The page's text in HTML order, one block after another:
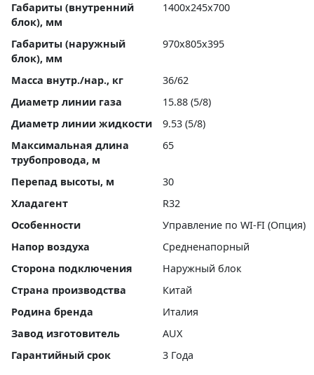
Габариты (внутренний
блок), мм
1400x245x700
Габариты (наружный
блок), мм
970x805x395
Масса внутр./нар., кг
36/62
Диаметр линии газа
15.88 (5/8)
Диаметр линии жидкости
9.53 (5/8)
Максимальная длина
трубопровода, м
65
Перепад высоты, м
30
Хладагент
R32
Особенности
Управление по WI-FI (Опция)
Напор воздуха
Средненапорный
Сторона подключения
Наружный блок
Страна производства
Китай
Родина бренда
Италия
Завод изготовитель
AUX
Гарантийный срок
3 Года